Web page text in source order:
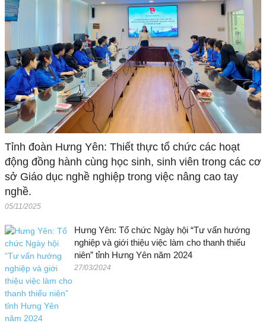
Tỉnh đoàn Hưng Yên: Thiết thực tổ chức các hoạt
động đồng hành cùng học sinh, sinh viên trong các cơ
sở Giáo dục nghề nghiệp trong việc nâng cao tay
nghề.
05/11/2025
Hưng Yên: Tổ chức Ngày hội “Tư vấn hướng
nghiệp và giới thiệu việc làm cho thanh thiếu
niên” tỉnh Hưng Yên năm 2024
27/03/2024